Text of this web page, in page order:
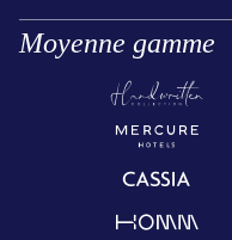
Moyenne gamme